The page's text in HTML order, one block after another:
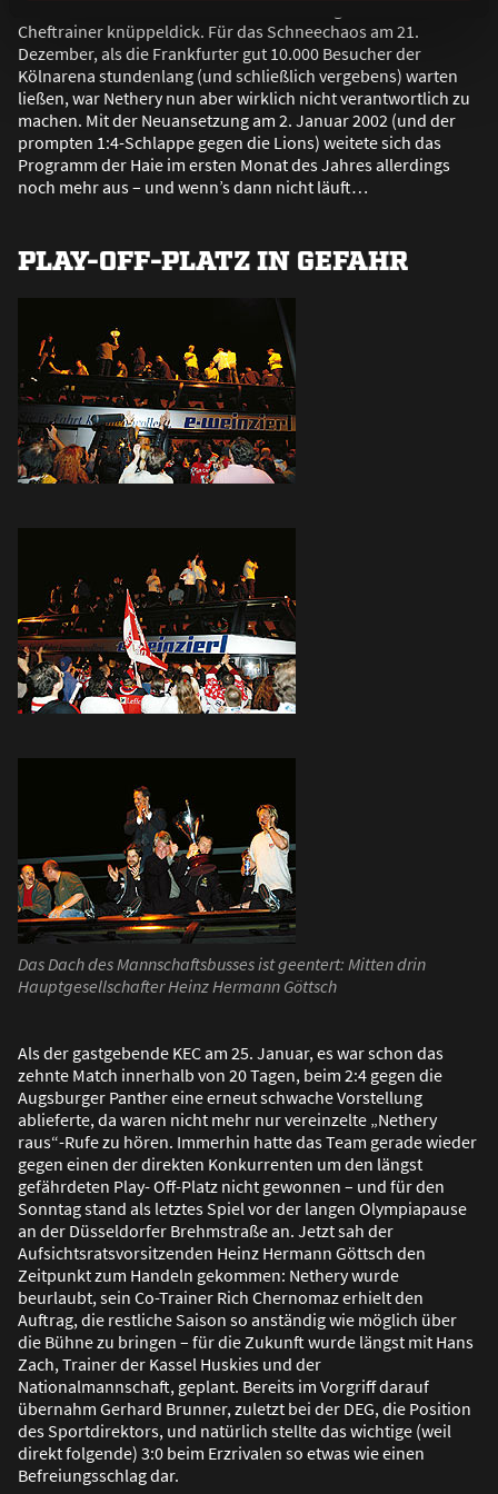
Cheftrainer knüppeldick. Für das Schneechaos am 21.
Dezember, als die Frankfurter gut 10.000 Besucher der
Kölnarena stundenlang (und schließlich vergebens) warten
ließen, war Nethery nun aber wirklich nicht verantwortlich zu
machen. Mit der Neuansetzung am 2. Januar 2002 (und der
prompten 1:4-Schlappe gegen die Lions) weitete sich das
Programm der Haie im ersten Monat des Jahres allerdings
noch mehr aus – und wenn’s dann nicht läuft…
PLAY-OFF-PLATZ IN GEFAHR
Das Dach des Mannschaftsbusses ist geentert: Mitten drin
Hauptgesellschafter Heinz Hermann Göttsch
Als der gastgebende KEC am 25. Januar, es war schon das
zehnte Match innerhalb von 20 Tagen, beim 2:4 gegen die
Augsburger Panther eine erneut schwache Vorstellung
ablieferte, da waren nicht mehr nur vereinzelte „Nethery
raus“-Rufe zu hören. Immerhin hatte das Team gerade wieder
gegen einen der direkten Konkurrenten um den längst
gefährdeten Play- Off-Platz nicht gewonnen – und für den
Sonntag stand als letztes Spiel vor der langen Olympiapause
an der Düsseldorfer Brehmstraße an. Jetzt sah der
Aufsichtsratsvorsitzenden Heinz Hermann Göttsch den
Zeitpunkt zum Handeln gekommen: Nethery wurde
beurlaubt, sein Co-Trainer Rich Chernomaz erhielt den
Auftrag, die restliche Saison so anständig wie möglich über
die Bühne zu bringen – für die Zukunft wurde längst mit Hans
Zach, Trainer der Kassel Huskies und der
Nationalmannschaft, geplant. Bereits im Vorgriff darauf
übernahm Gerhard Brunner, zuletzt bei der DEG, die Position
des Sportdirektors, und natürlich stellte das wichtige (weil
direkt folgende) 3:0 beim Erzrivalen so etwas wie einen
Befreiungsschlag dar.